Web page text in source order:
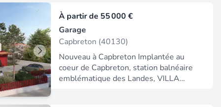
À partir de 55 000 €
Garage
Capbreton (40130)
Nouveau à Capbreton Implantée au
coeur de Capbreton, station balnéaire
emblématique des Landes, VILLA